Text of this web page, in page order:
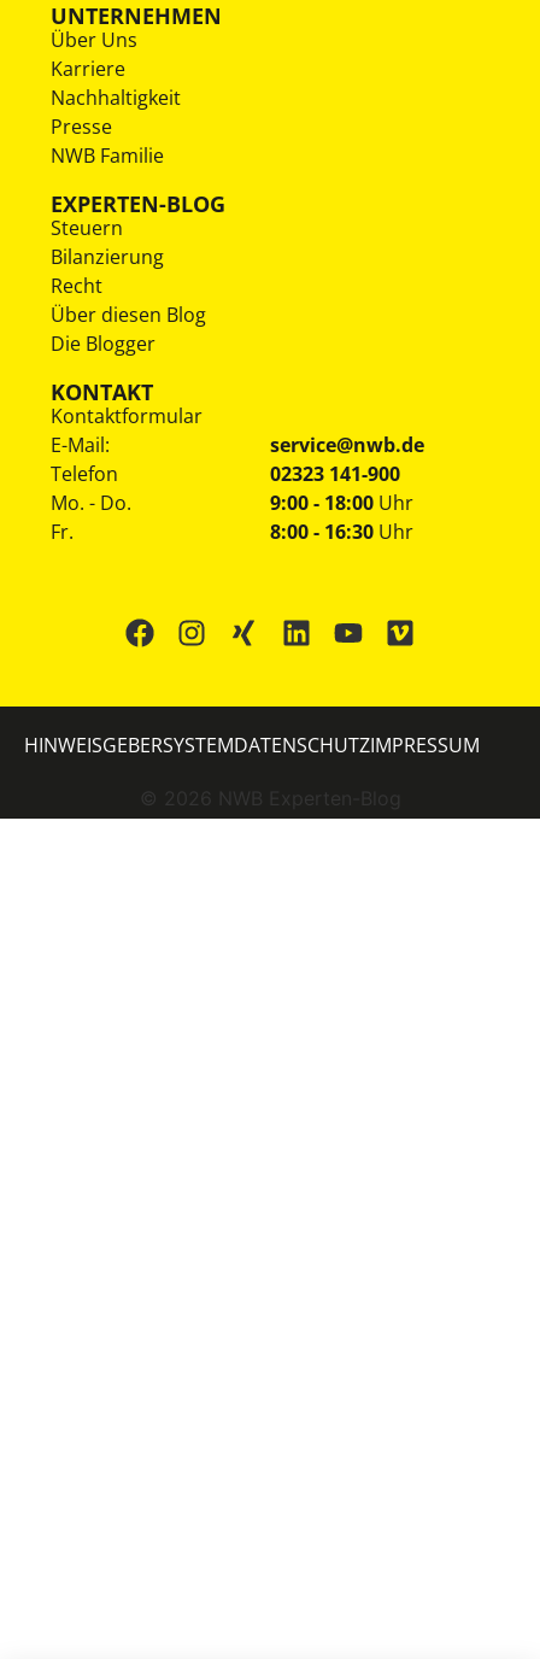
UNTERNEHMEN
Über Uns
Karriere
Nachhaltigkeit
Presse
NWB Familie
EXPERTEN-BLOG
Steuern
Bilanzierung
Recht
Über diesen Blog
Die Blogger
KONTAKT
Kontaktformular
E-Mail:
service@nwb.de
Telefon
02323 141-900
Mo. - Do.
Fr.
9:00 - 18:00 Uhr
8:00 - 16:30 Uhr
© 2026 NWB Experten-Blog
HINWEISGEBERSYSTEMDATENSCHUTZIMPRESSUM